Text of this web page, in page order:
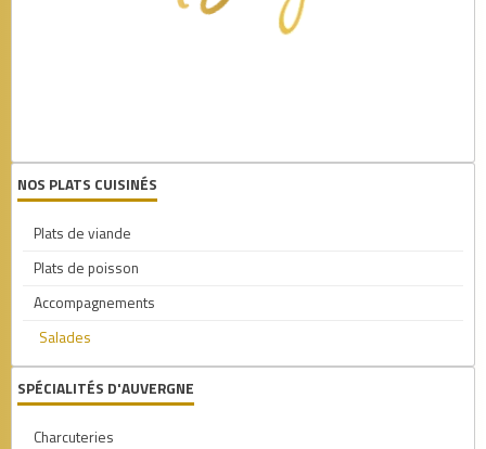
NOS PLATS CUISINÉS
Plats de viande
Plats de poisson
Accompagnements
Salades
SPÉCIALITÉS D'AUVERGNE
Charcuteries